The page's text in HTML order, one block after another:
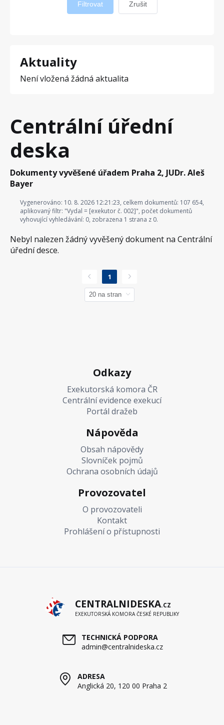
Filtrovat Zrušit
Aktuality
Není vložená žádná aktualita
Centrální úřední
deska
Dokumenty vyvěšené úřadem Praha 2, JUDr. Aleš
Bayer
Vygenerováno: 10. 8. 2026 12:21:23, celkem dokumentů: 107 654,
aplikovaný filtr: "Vydal = [exekutor č. 002]", počet dokumentů
vyhovující vyhledávání: 0, zobrazena 1 strana z 0.
Nebyl nalezen žádný vyvěšený dokument na Centrální
úřední desce.
1
Odkazy
Exekutorská komora ČR
Centrální evidence exekucí
Portál dražeb
Nápověda
Obsah nápovědy
Slovníček pojmů
Ochrana osobních údajů
Provozovatel
O provozovateli
Kontakt
Prohlášení o přístupnosti
CENTRALNIDESKA.CZ
EXEKUTORSKÁ KOMORA ČESKÉ REPUBLIKY
TECHNICKÁ PODPORA
admin@centralnideska.cz
ADRESA
Anglická 20, 120 00 Praha 2